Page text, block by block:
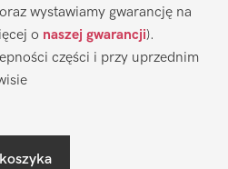
wystawiamy gwarancję na
o naszej gwarancji).
części i przy uprzednim